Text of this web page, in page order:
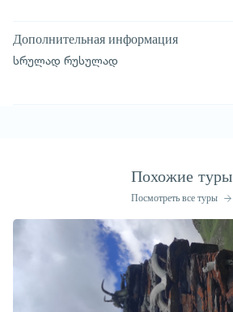
Дополнительная информация
სრულად რუსულად
Похожие туры
Посмотреть все туры